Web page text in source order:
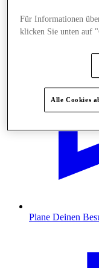
Plane Deinen
Für Informationen
klicken Sie unten auf
Alle Cookies